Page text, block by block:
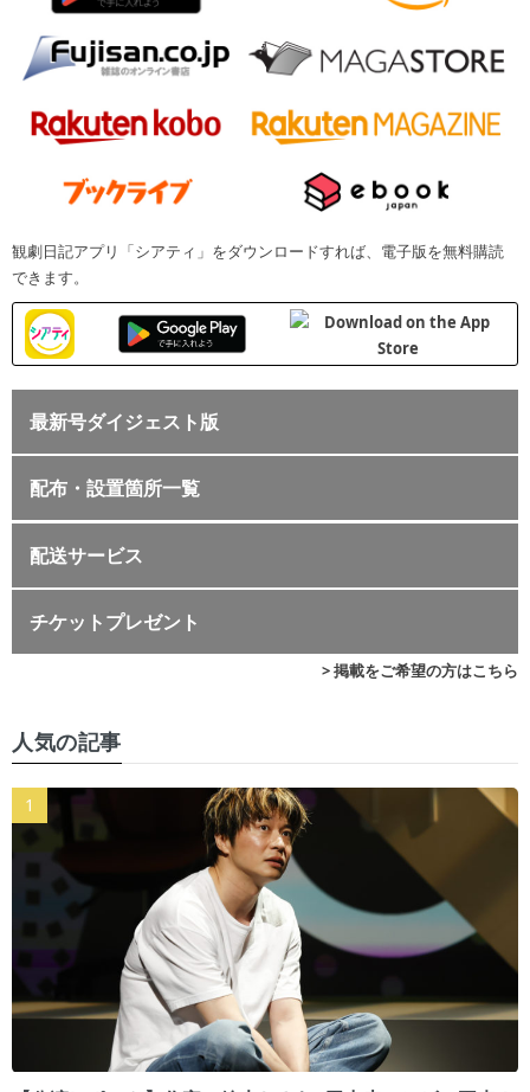
観劇日記アプリ「シアティ」をダウンロードすれば、電子版を無料購読
できます。
最新号ダイジェスト版
配布・設置箇所一覧
配送サービス
チケットプレゼント
> 掲載をご希望の方はこちら
人気の記事